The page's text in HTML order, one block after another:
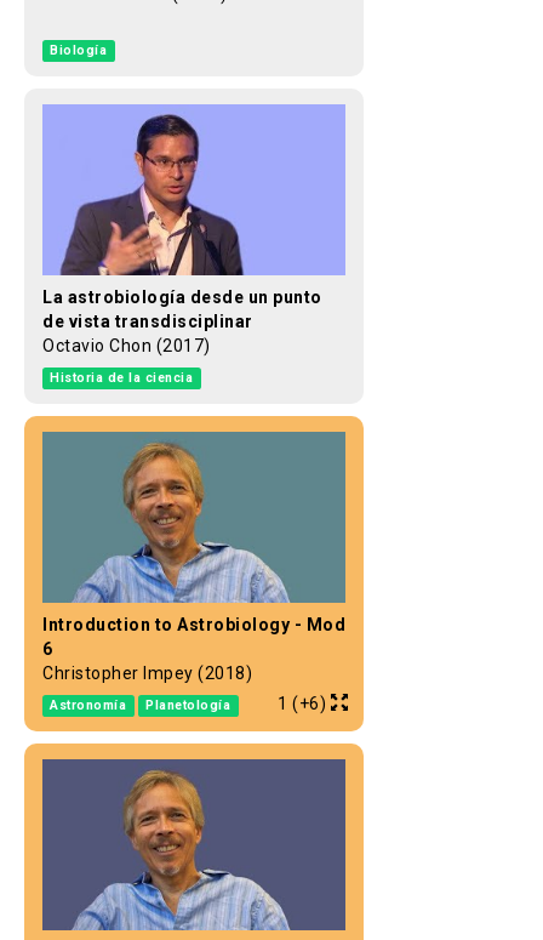
Biología
La astrobiología desde un punto
de vista transdisciplinar
Octavio Chon (2017)
Historia de la ciencia
Introduction to Astrobiology - Mod
6
Christopher Impey (2018)
Astronomía Planetología 1 (+6)